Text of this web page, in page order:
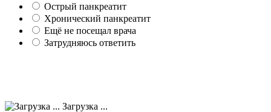
Острый панкреатит
Хронический панкреатит
Ещё не посещал врача
Затрудняюсь ответить
Загрузка ...